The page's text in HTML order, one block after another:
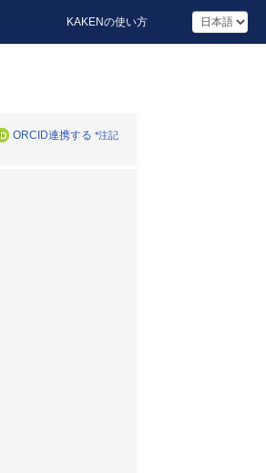
KAKENの使い方
ORCID連携する *注記